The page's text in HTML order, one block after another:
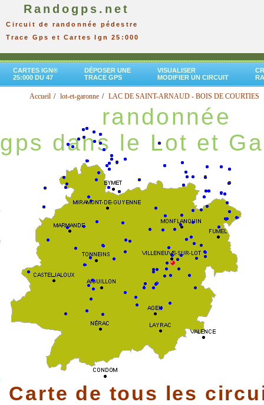
Randogps.net
Circuit de randonnée pédestre
Trace Gps et Cartes Ign 25:000
CARTES IGN®
25:000 DU 47
DÉPOSER UNE
TRACE GPS
VISUALISER
MODIFIER UN CIRCUIT
Accueil lot-et-garonne LAC DE SAINT-ARNAUD - BOIS DE COURTIES
randonnée
gps dans le Lot et
Carte de tous les